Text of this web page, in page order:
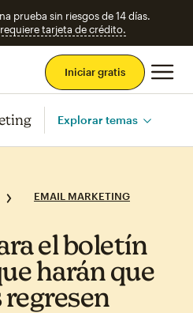
prueba sin riesgos de 14 días.
tarjeta de crédito.
Iniciar gratis
Explorar temas
EMAIL MARKETING
el boletín
harán que